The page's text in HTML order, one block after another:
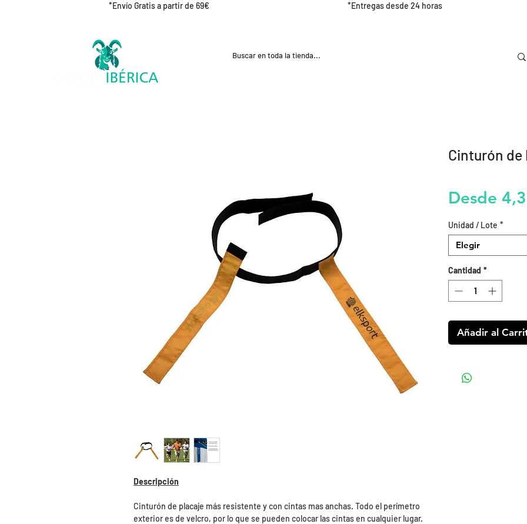
*Envío Gratis a partir de 69€ *Entregas desde 24 horas
Descripción
Cinturón de placaje más resistente y con cintas mas anchas. Todo el perímetro
exterior es de velcro, por lo que se pueden colocar las cintas en cualquier lugar.
Cinturón de
Desde
Unidad / Lote *
Elegir
Cantidad *
Añadir al